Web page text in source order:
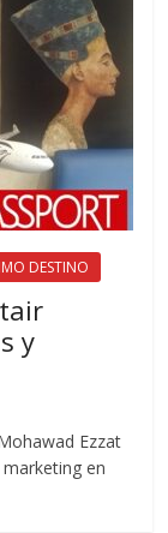
DESTINO
y
Ezzat
en